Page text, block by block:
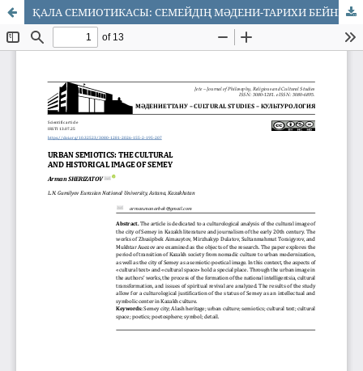
ҚАЛА СЕМИОТИКАСЫ: СЕМЕЙДІҢ МӘДЕНИ-ТАРИХИ БЕЙНЕСІ